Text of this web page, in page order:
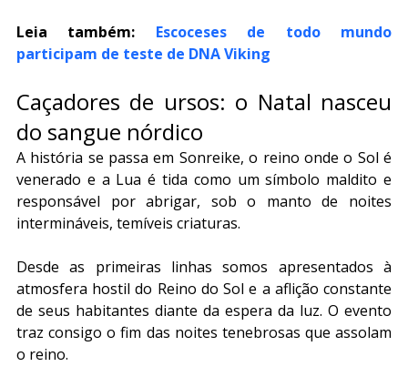
Leia também: Escoceses de todo mundo
participam de teste de DNA Viking
Caçadores de ursos: o Natal nasceu
do sangue nórdico
A história se passa em Sonreike, o reino onde o Sol é
venerado e a Lua é tida como um símbolo maldito e
responsável por abrigar, sob o manto de noites
intermináveis, temíveis criaturas.
Desde as primeiras linhas somos apresentados à
atmosfera hostil do Reino do Sol e a aflição constante
de seus habitantes diante da espera da luz. O evento
traz consigo o fim das noites tenebrosas que assolam
o reino.